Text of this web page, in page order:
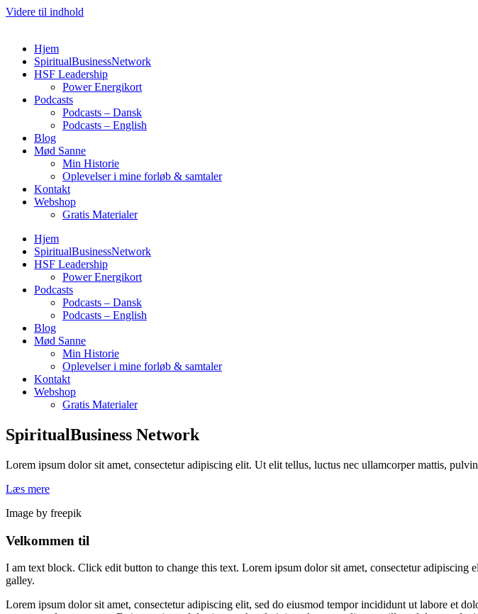
Videre til indhold
Hjem
SpiritualBusinessNetwork
HSF Leadership
Power Energikort
Podcasts
Podcasts – Dansk
Podcasts – English
Blog
Mød Sanne
Min Historie
Oplevelser i mine forløb & samtaler
Kontakt
Webshop
Gratis Materialer
Hjem
SpiritualBusinessNetwork
HSF Leadership
Power Energikort
Podcasts
Podcasts – Dansk
Podcasts – English
Blog
Mød Sanne
Min Historie
Oplevelser i mine forløb & samtaler
Kontakt
Webshop
Gratis Materialer
SpiritualBusiness Network
Lorem ipsum dolor sit amet, consectetur adipiscing elit. Ut elit tellus, luctus nec ullamcorper mattis,
Læs mere
Image by freepik
Velkommen til
I am text block. Click edit button to change this text. Lorem ipsum dolor sit amet, consectetur
galley.
Lorem ipsum dolor sit amet, consectetur adipiscing elit, sed do eiusmod tempor incididunt ut labore et